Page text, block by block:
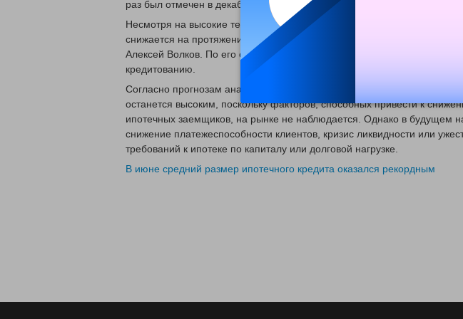
раз был отмечен в декабре 2018 года.
Несмотря на высокие темпы выдачи жилищных кредитов, уровень
снижается на протяжении последних девяти месяцев, рассказал
Алексей Волков. По его словам, банки сохраняют консервативный
кредитованию.
Согласно прогнозам аналитиков, в ближайшие месяцы уровень
останется высоким, поскольку факторов, способных привести к
ипотечных заемщиков, на рынке не наблюдается. Однако в будущем
снижение платежеспособности клиентов, кризис ликвидности или
требований к ипотеке по капиталу или долговой нагрузке.
В июне средний размер ипотечного кредита оказался рекордным